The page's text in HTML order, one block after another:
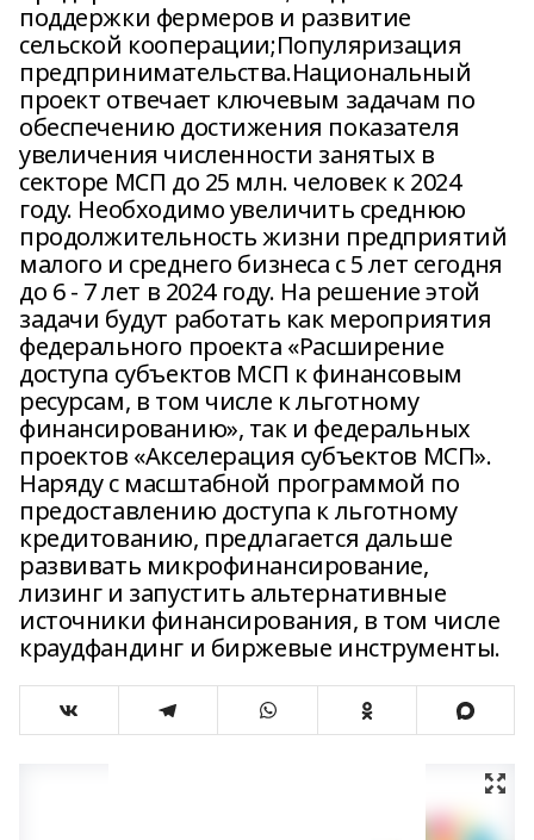
поддержки фермеров и развитие
сельской кооперации;Популяризация
предпринимательства.Национальный
проект отвечает ключевым задачам по
обеспечению достижения показателя
увеличения численности занятых в
секторе МСП до 25 млн. человек к 2024
году. Необходимо увеличить среднюю
продолжительность жизни предприятий
малого и среднего бизнеса с 5 лет сегодня
до 6 - 7 лет в 2024 году. На решение этой
задачи будут работать как мероприятия
федерального проекта «Расширение
доступа субъектов МСП к финансовым
ресурсам, в том числе к льготному
финансированию», так и федеральных
проектов «Акселерация субъектов МСП».
Наряду с масштабной программой по
предоставлению доступа к льготному
кредитованию, предлагается дальше
развивать микрофинансирование,
лизинг и запустить альтернативные
источники финансирования, в том числе
краудфандинг и биржевые инструменты.